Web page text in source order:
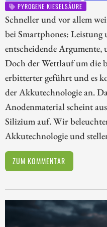
PYROGENE KIESELSÄURE
Schneller und vor allem
bei Smartphones: Leistung
entscheidende Argumente,
Doch der Wettlauf um die
erbitterter geführt und es
der Akkutechnologie an.
Anodenmaterial scheint
Silizium auf. Wir
Akkutechnologie und
ZUM KOMMENTAR